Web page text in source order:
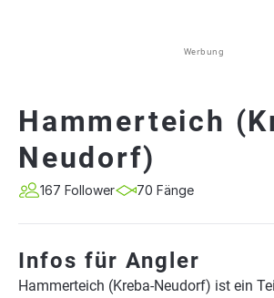
Werbung
Hammerteich
Neudorf)
167 Follower 70 Fänge
Infos für Angler
Hammerteich (Kreba-Neudorf) ist ein